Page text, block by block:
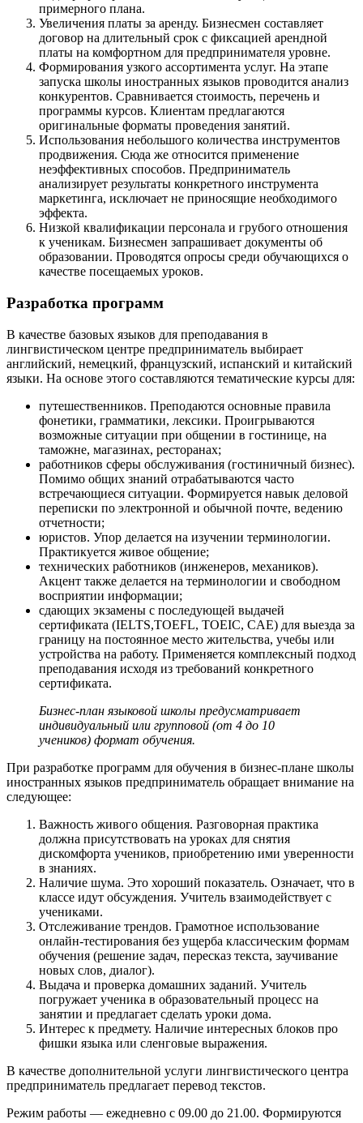
примерного плана.
Увеличения платы за аренду. Бизнесмен составляет
договор на длительный срок с фиксацией арендной
платы на комфортном для предпринимателя уровне.
Формирования узкого ассортимента услуг. На этапе
запуска школы иностранных языков проводится анализ
конкурентов. Сравнивается стоимость, перечень и
программы курсов. Клиентам предлагаются
оригинальные форматы проведения занятий.
Использования небольшого количества инструментов
продвижения. Сюда же относится применение
неэффективных способов. Предприниматель
анализирует результаты конкретного инструмента
маркетинга, исключает не приносящие необходимого
эффекта.
Низкой квалификации персонала и грубого отношения
к ученикам. Бизнесмен запрашивает документы об
образовании. Проводятся опросы среди обучающихся о
качестве посещаемых уроков.
Разработка программ
В качестве базовых языков для преподавания в
лингвистическом центре предприниматель выбирает
английский, немецкий, французский, испанский и китайский
языки. На основе этого составляются тематические курсы для:
путешественников. Преподаются основные правила
фонетики, грамматики, лексики. Проигрываются
возможные ситуации при общении в гостинице, на
таможне, магазинах, ресторанах;
работников сферы обслуживания (гостиничный бизнес).
Помимо общих знаний отрабатываются часто
встречающиеся ситуации. Формируется навык деловой
переписки по электронной и обычной почте, ведению
отчетности;
юристов. Упор делается на изучении терминологии.
Практикуется живое общение;
технических работников (инженеров, механиков).
Акцент также делается на терминологии и свободном
восприятии информации;
сдающих экзамены с последующей выдачей
сертификата (IELTS,TOEFL, TOEIC, CAE) для выезда за
границу на постоянное место жительства, учебы или
устройства на работу. Применяется комплексный подход
преподавания исходя из требований конкретного
сертификата.
Бизнес-план языковой школы предусматривает
индивидуальный или групповой (от 4 до 10
учеников) формат обучения.
При разработке программ для обучения в бизнес-плане школы
иностранных языков предприниматель обращает внимание на
следующее:
Важность живого общения. Разговорная практика
должна присутствовать на уроках для снятия
дискомфорта учеников, приобретению ими уверенности
в знаниях.
Наличие шума. Это хороший показатель. Означает, что в
классе идут обсуждения. Учитель взаимодействует с
учениками.
Отслеживание трендов. Грамотное использование
онлайн-тестирования без ущерба классическим формам
обучения (решение задач, пересказ текста, заучивание
новых слов, диалог).
Выдача и проверка домашних заданий. Учитель
погружает ученика в образовательный процесс на
занятии и предлагает сделать уроки дома.
Интерес к предмету. Наличие интересных блоков про
фишки языка или сленговые выражения.
В качестве дополнительной услуги лингвистического центра
предприниматель предлагает перевод текстов.
Режим работы — ежедневно с 09.00 до 21.00. Формируются